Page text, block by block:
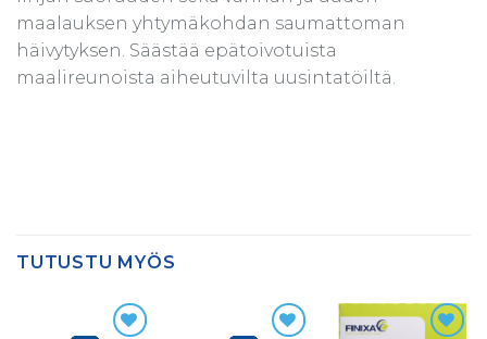
maalauksen yhtymäkohdan saumattoman
häivytyksen. Säästää epätoivotuista
maalireunoista aiheutuvilta uusintatöiltä.
TUTUSTU MYÖS